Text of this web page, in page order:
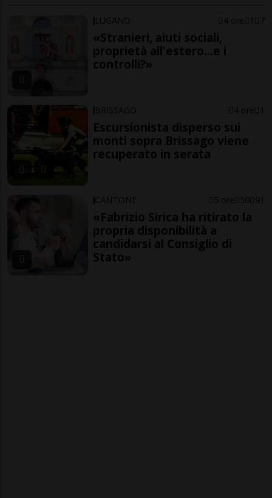
LUGANO 4 ore 1 7
«Stranieri, aiuti sociali,
proprietà all'estero...e i
controlli?»
BRISSAGO 4 ore 1
Escursionista disperso sui
monti sopra Brissago viene
recuperato in serata
CANTONE 5 ore 30 91
«Fabrizio Sirica ha ritirato la
propria disponibilità a
candidarsi al Consiglio di
Stato»